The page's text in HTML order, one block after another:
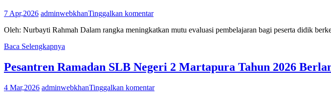
7 Apr,2026 adminwebkhanTinggalkan komentar
Oleh: Nurbayti Rahmah Dalam rangka meningkatkan mutu evaluasi pembelajaran bagi peserta didik
Baca Selengkapnya
Pesantren Ramadan SLB Negeri 2 Martapura Tahun 2026
4 Mar,2026 adminwebkhanTinggalkan komentar